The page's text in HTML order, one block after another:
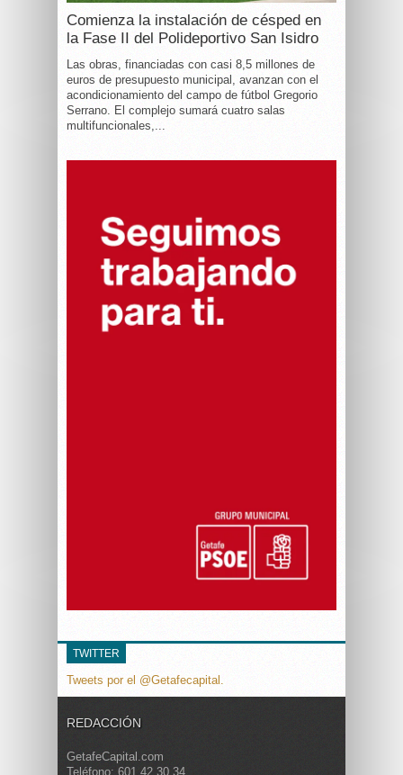
Comienza la instalación de césped en
la Fase II del Polideportivo San Isidro
Las obras, financiadas con casi 8,5 millones de
euros de presupuesto municipal, avanzan con el
acondicionamiento del campo de fútbol Gregorio
Serrano. El complejo sumará cuatro salas
multifuncionales,...
TWITTER
Tweets por el @Getafecapital.
REDACCIÓN
GetafeCapital.com
Teléfono: 601 42 30 34